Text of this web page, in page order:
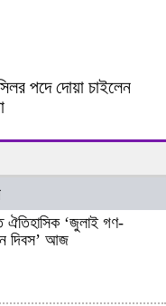
পদে দোয়া চাইলেন
ঐতিহাসিক ‌‘জুলাই গণ-
দিবস’ আজ